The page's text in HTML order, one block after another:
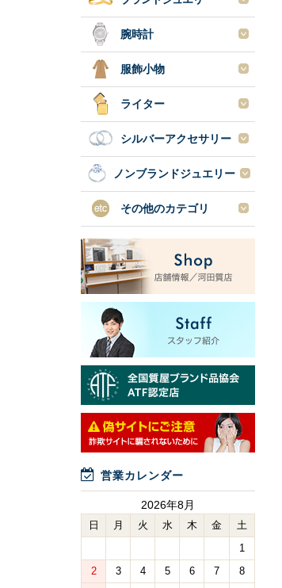
腕時計
服飾小物
ライター
シルバーアクセサリー
ノンブランドジュエリー
その他のカテゴリ
営業カレンダー
2026年8月
日 月 火 水 木 金 土
1
2 3 4 5 6 7 8